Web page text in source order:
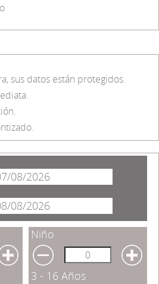
sus datos están protegidos.
Niño
3 - 16 Años